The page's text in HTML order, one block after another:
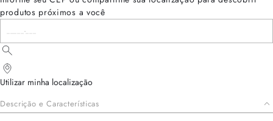
produtos próximos a você
Utilizar minha localização
Descrição e Características